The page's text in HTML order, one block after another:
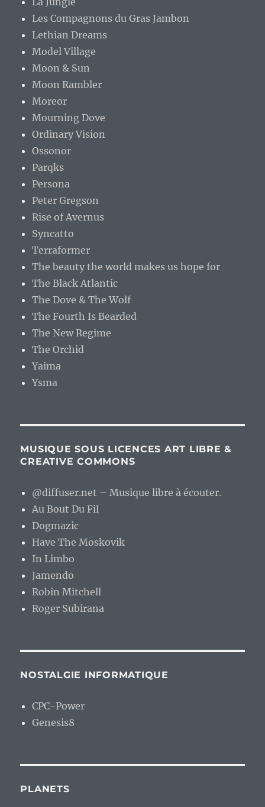
Les Compagnons du Gras Jambon
Lethian Dreams
Model Village
Moon & Sun
Moon Rambler
Moreor
Mourning Dove
Ordinary Vision
Ossonor
Parqks
Persona
Peter Gregson
Rise of Avernus
Syncatto
Terraformer
The beauty the world makes us hope for
The Black Atlantic
The Dove & The Wolf
The Fourth Is Bearded
The New Regime
The Orchid
Yaima
Ysma
MUSIQUE SOUS LICENCES ART LIBRE &
CREATIVE COMMONS
@diffuser.net – Musique libre à écouter.
Au Bout Du Fil
Dogmazic
Have The Moskovik
In Limbo
Jamendo
Robin Mitchell
Roger Subirana
NOSTALGIE INFORMATIQUE
CPC-Power
Genesis8
PLANETS